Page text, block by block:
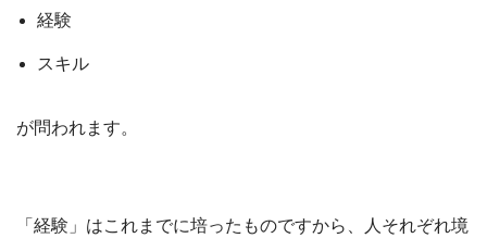
経験
スキル
が問われます。
「経験」はこれまでに培ったものですから、人それぞれ境